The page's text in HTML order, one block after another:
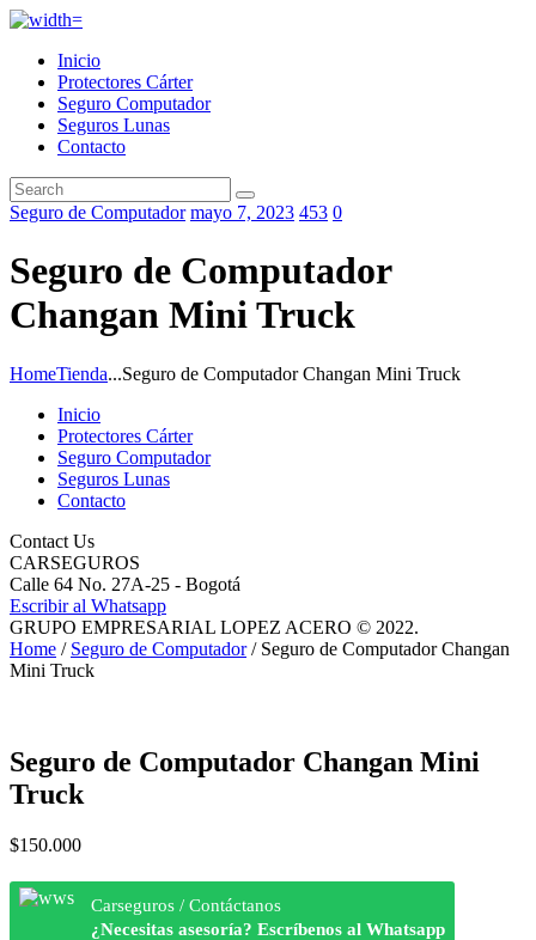
Inicio
Protectores Cárter
Seguro Computador
Seguros Lunas
Contacto
Seguro de Computador mayo 7, 2023 453 0
Seguro de Computador
Changan Mini Truck
HomeTienda...Seguro de Computador Changan Mini Truck
Inicio
Protectores Cárter
Seguro Computador
Seguros Lunas
Contacto
Contact Us
CARSEGUROS
Calle 64 No. 27A-25 - Bogotá
Escribir al Whatsapp
GRUPO EMPRESARIAL LOPEZ ACERO © 2022.
Home / Seguro de Computador/ Seguro de Computador Changan
Mini Truck
Seguro de Computador Changan Mini
Truck
$150.000
Carseguros / Contáctanos
¿Necesitas asesoría? Escríbenos al Whatsapp